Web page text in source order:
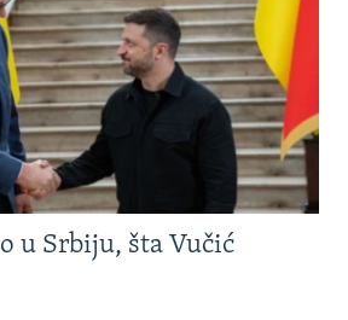
u Srbiju, šta Vučić